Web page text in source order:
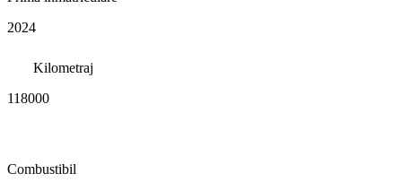
2024
Kilometraj
118000
Combustibil